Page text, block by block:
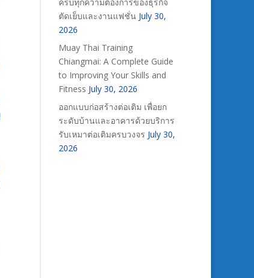
ตัดเย็บและงานแฟชั่น July 30,
2026
Muay Thai Training
Chiangmai: A Complete Guide
to Improving Your Skills and
Fitness July 30, 2026
ออกแบบก่อสร้างต่อเติม เพื่อยก
ระดับบ้านและอาคารด้วยบริการ
รับเหมาต่อเติมครบวงจร July 30,
2026